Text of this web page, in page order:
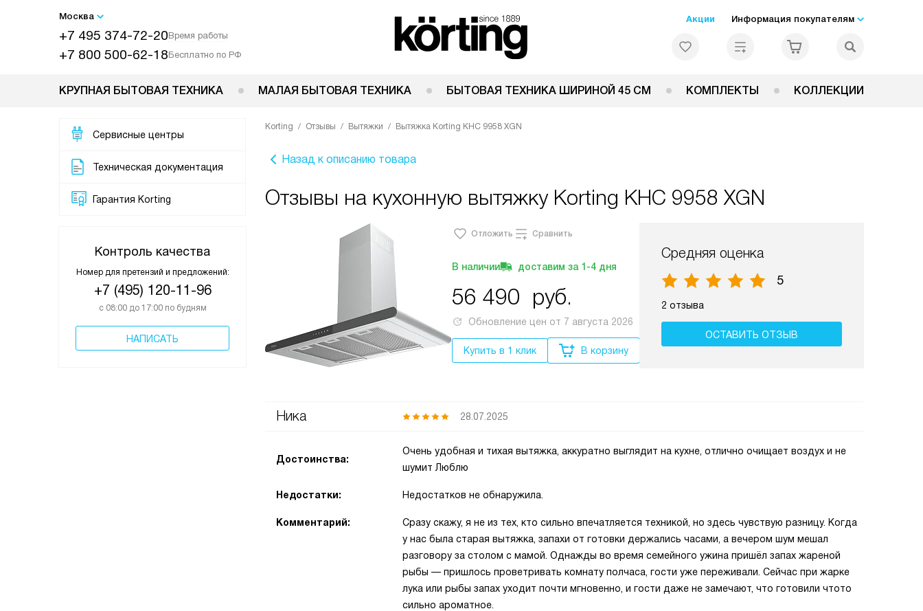
Москва
+7 495 374-72-20Время работы
+7 800 500-62-18Бесплатно по РФ
Акции Информация покупателям
КРУПНАЯ БЫТОВАЯ ТЕХНИКА МАЛАЯ БЫТОВАЯ ТЕХНИКА БЫТОВАЯ ТЕХНИКА ШИРИНОЙ 45 СМ КОМПЛЕКТЫ КОЛЛЕКЦИИ
Сервисные центры
Техническая документация
Гарантия Korting
Контроль качества
Номер для претензий и предложений:
+7 (495) 120-11-96
с 08:00 до 17:00 по будням
НАПИСАТЬ
Korting Отзывы Вытяжки Вытяжка Korting KHC 9958 XGN
Назад к описанию товара
Отзывы на кухонную вытяжку Korting KHC 9958 XGN
Отложить Сравнить
В наличии доставим за 1-4 дня
56 490 руб.
Обновление цен от 7 августа 2026
Купить в 1 клик В корзину
Средняя оценка
5
2 отзыва
ОСТАВИТЬ ОТЗЫВ
Ника 28.07.2025
Достоинства:
Очень удобная и тихая вытяжка, аккуратно выглядит на кухне, отлично очищает воздух и не
шумит Люблю
Недостатки: Недостатков не обнаружила.
Комментарий:
Сразу скажу, я не из тех, кто сильно впечатляется техникой, но здесь чувствую разницу. Когда
у нас была старая вытяжка, запахи от готовки держались часами, а вечером шум мешал
разговору за столом с мамой. Однажды во время семейного ужина пришёл запах жареной
рыбы — пришлось проветривать комнату полчаса, гости уже переживали. Сейчас при жарке
лука или рыбы запах уходит почти мгновенно, и гости даже не замечают, что готовили чтото
сильно ароматное.